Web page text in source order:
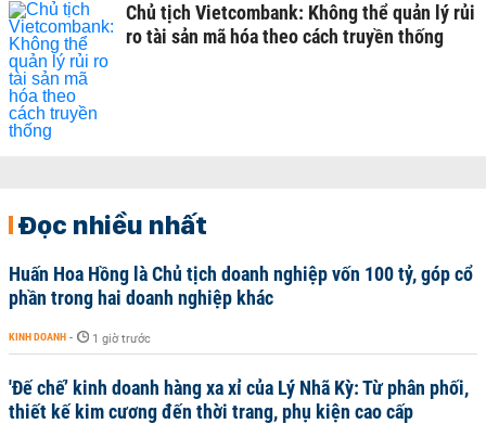
Chủ tịch Vietcombank: Không thể quản lý rủi
ro tài sản mã hóa theo cách truyền thống
Đọc nhiều nhất
Huấn Hoa Hồng là Chủ tịch doanh nghiệp vốn 100 tỷ, góp cổ
phần trong hai doanh nghiệp khác
KINH DOANH - 1 giờ trước
'Đế chế’ kinh doanh hàng xa xỉ của Lý Nhã Kỳ: Từ phân phối,
thiết kế kim cương đến thời trang, phụ kiện cao cấp